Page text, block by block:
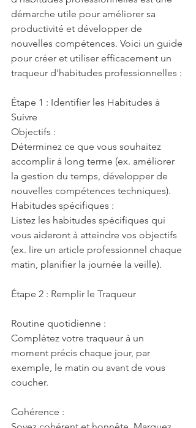
démarche utile pour améliorer sa
productivité et développer de
nouvelles compétences. Voici un guide
pour créer et utiliser efficacement un
traqueur d'habitudes professionnelles :
Étape 1 : Identifier les Habitudes à
Suivre
Objectifs :
Déterminez ce que vous souhaitez
accomplir à long terme (ex. améliorer
la gestion du temps, développer de
nouvelles compétences techniques).
Habitudes spécifiques :
Listez les habitudes spécifiques qui
vous aideront à atteindre vos objectifs
(ex. lire un article professionnel chaque
matin, planifier la journée la veille).
Étape 2 : Remplir le Traqueur
Routine quotidienne :
Complétez votre traqueur à un
moment précis chaque jour, par
exemple, le matin ou avant de vous
coucher.
Cohérence :